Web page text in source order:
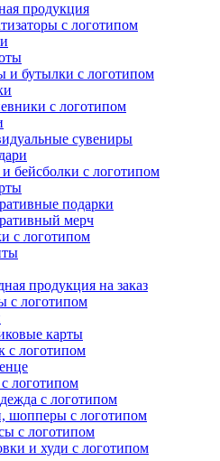
продукция
с логотипом
и бутылки с логотипом
с логотипом
сувениры
бейсболки с логотипом
подарки
мерч
с логотипом
продукция на заказ
с логотипом
карты
с логотипом
логотипом
с логотипом
шопперы с логотипом
с логотипом
и худи с логотипом